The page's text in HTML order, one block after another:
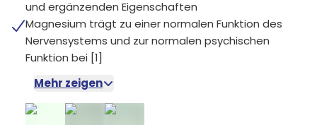
und ergänzenden Eigenschaften
Magnesium trägt zu einer normalen Funktion des
Nervensystems und zur normalen psychischen
Funktion bei [1]
Mehr zeigen